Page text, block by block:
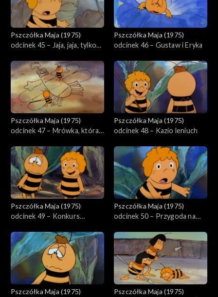
Pszczółka Maja (1975)
odcinek 45 – Jaja, jaja, tylko
Pszczółka Maja (1975)
odcinek 46 – Gustaw i Eryka
Pszczółka Maja (1975)
odcinek 47 – Mrówka, która
Pszczółka Maja (1975)
odcinek 48 – Kazio leniuch
Pszczółka Maja (1975)
odcinek 49 – Konkurs
Pszczółka Maja (1975)
odcinek 50 – Przygoda na
Pszczółka Maja (1975)
Pszczółka Maja (1975)